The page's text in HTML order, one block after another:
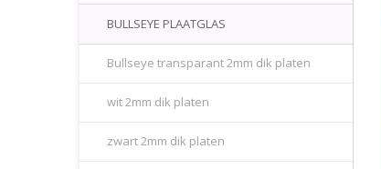
BULLSEYE PLAATGLAS
Bullseye transparant 2mm dik platen
wit 2mm dik platen
zwart 2mm dik platen